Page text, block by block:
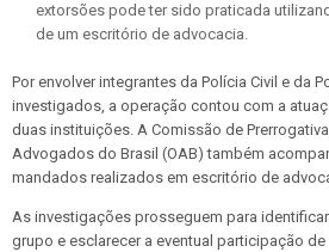
extorsões pode ter sido praticada
de um escritório de advocacia.
Por envolver integrantes da Polícia Civil e da
investigados, a operação contou com a
duas instituições. A Comissão de
Advogados do Brasil (OAB) também
mandados realizados em escritório de
As investigações prosseguem para
grupo e esclarecer a eventual participação